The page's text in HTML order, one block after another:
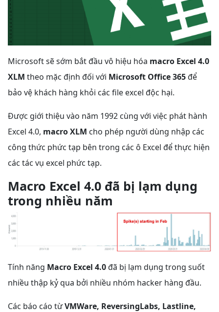
Microsoft sẽ sớm bắt đầu vô hiệu hóa macro Excel 4.0
XLM theo mặc định đối với Microsoft Office 365để
bảo vệ khách hàng khỏi các file excel độc hại.
Được giới thiệu vào năm 1992 cùng với việc phát hành
Excel 4.0, macro XLM cho phép người dùng nhập các
công thức phức tạp bên trong các ô Excel để thực hiện
các tác vụ excel phức tạp.
Macro Excel 4.0 đã bị lạm dụng
trong nhiều năm
Tính năng Macro Excel 4.0đã bị lạm dụng trong suốt
nhiều thập kỷ qua bởi nhiều nhóm hacker hàng đầu.
Các báo cáo từVMWare, ReversingLabs, Lastline,